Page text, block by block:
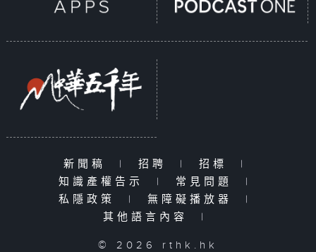
新聞稿 | 招聘 | 招標
|
知識產權告示
| 常見問題
|
私隱政策
| 無障礙播放器
|
其他語言內容
|
© 2026 rthk.hk